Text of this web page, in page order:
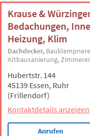
Krause &
Bedachungen,
Heizung, Klim
Dachdecker
Altbausanierung Zimmerei
Hubertstr. 144
45139 Essen, Ruhr
(Frillendorf)
Kontaktdetails anzeigen
Anrufen